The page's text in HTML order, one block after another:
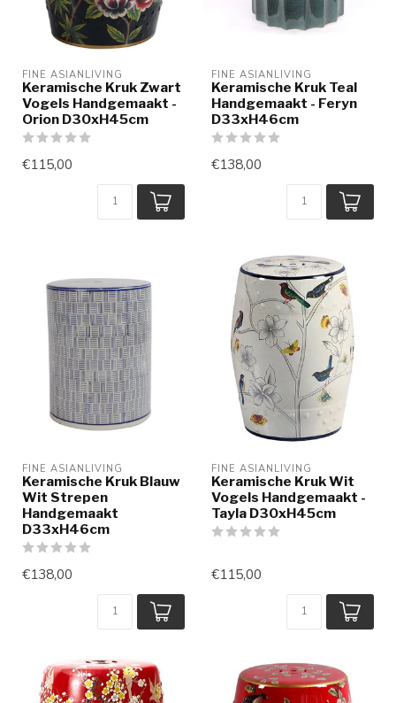
FINE ASIANLIVING
Keramische Kruk Zwart
Vogels Handgemaakt -
Orion D30xH45cm
€115,00
FINE ASIANLIVING
Keramische Kruk Teal
Handgemaakt - Feryn
D33xH46cm
€138,00
FINE ASIANLIVING
Keramische Kruk Blauw
Wit Strepen
Handgemaakt
D33xH46cm
€138,00
FINE ASIANLIVING
Keramische Kruk Wit
Vogels Handgemaakt -
Tayla D30xH45cm
€115,00